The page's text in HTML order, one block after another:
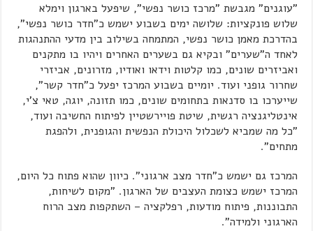
"עוגנים" מגבשת "מרכז כושר נפשי", שיפעל בארגון וימלא
שלוש פונקציות: שלושה ימים בשבוע ישמש כ"חדר כושר נפשי",
בהדרכת מאמן כושר נפשי, המתמחה בשילוב בין מדעי ההתנהגות
לאחד ה"שערים" ובקיא גם בשערים האחרים ויהיו בו מתקנים
ואביזרים שונים, כמו קלטות וידאו ואודיו, מזרונים, אביזרי
שחרור גופני ועוד. יומיים בשבוע המרכז יפעל כ"חדר קשר",
שייערכו בו סדנאות בתחומים שונים, כמו תזונה, יוגה, טאי צ'י,
אינטליגנציה רגשית, שיטת פויירשטיין לפיתוח החשיבה ועוד,
"כל מה שמביא לשכלול היכולת הנפשית והגופנית, ולהפגת
מתחים".
המרכז גם ישמש כ"חדר מצב ארגוני". כיוון שהוא פתוח כל היום,
המרכז ישמש כצומת העצבים של הארגון. "מקום לשיחות,
התבוננות, פיתוח מודעות, רפלקציה – השתקפות מצב הרוח
הארגוני ולמידה".